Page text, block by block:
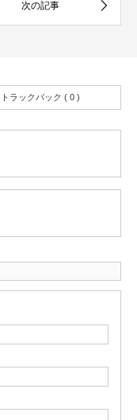
トラックバック ( 0 )